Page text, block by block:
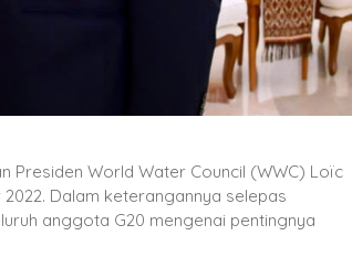
Presiden World Water Council (WWC) Loïc
2022. Dalam keterangannya selepas
anggota G20 mengenai pentingnya